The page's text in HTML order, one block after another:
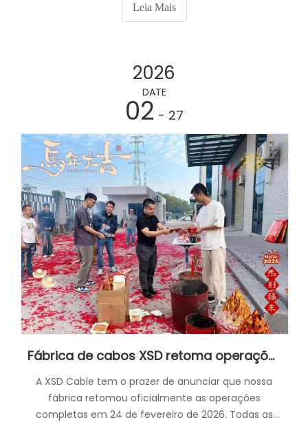
Leia Mais
2026
DATE
02 - 27
Fábrica de cabos XSD retoma operações
A XSD Cable tem o prazer de anunciar que nossa
fábrica retomou oficialmente as operações
completas em 24 de fevereiro de 2026. Todas as